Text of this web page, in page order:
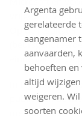
Argenta
gerelateerde
aangenamer
aanvaarden,
behoeften
altijd
weigeren.
soorten
vrijgeven. Voor
Op de
einde van de
In tegenstelling
publiceren de
mediocre tot